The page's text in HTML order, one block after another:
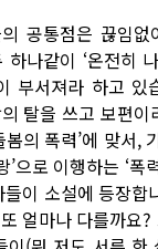
공통점은 끊임없
나같이 ‘온전히
부서져라 하고 있
탈을 쓰고 보편이
의 폭력’에 맞서,
’으로 이행하는 ‘폭
이 소설에 등장합
얼마나 다를까요